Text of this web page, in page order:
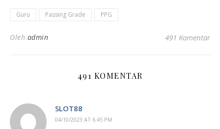
Guru Passing Grade PPG
Oleh admin 491 Komentar
491 KOMENTAR
SLOT88
04/10/2023 AT 6:45 PM